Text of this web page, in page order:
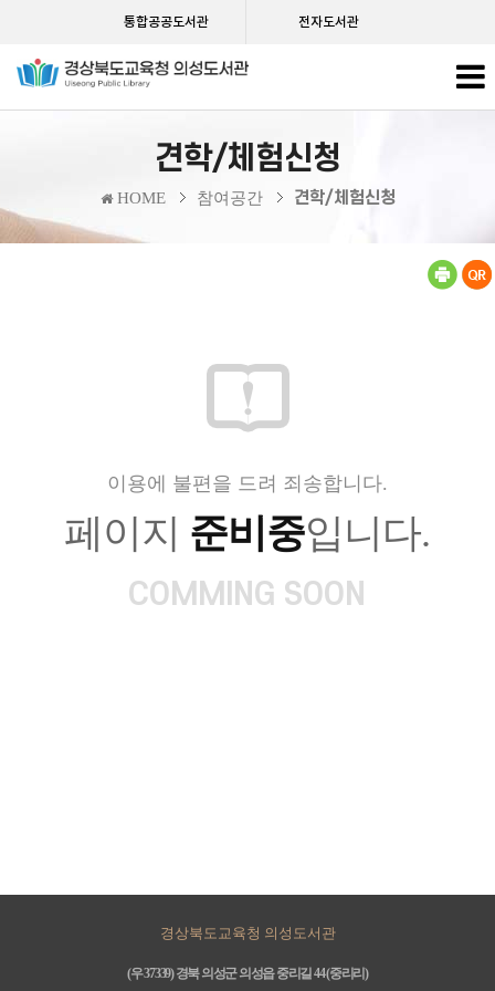
통합공공도서관 전자도서관
견학/체험신청
HOME 참여공간 견학/체험신청
이용에 불편을 드려 죄송합니다.
페이지 준비중입니다.
COMMING SOON
경상북도교육청 의성도서관
(우 37339) 경북 의성군 의성읍 중리길 44 (중리리)